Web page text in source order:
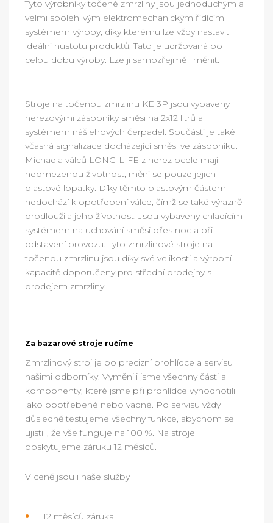
Tyto výrobníky točené zmrzliny jsou jednoduchým a
velmi spolehlivým elektromechanickým řídícím
systémem výroby, díky kterému lze vždy nastavit
ideální hustotu produktů. Tato je udržovaná po
celou dobu výroby. Lze ji samozřejmě i měnit.
Stroje na točenou zmrzlinu KE 3P jsou vybaveny
nerezovými zásobníky směsi na 2x12 litrů a
systémem nášlehových čerpadel. Součástí je také
včasná signalizace docházející směsi ve zásobníku.
Míchadla válců LONG-LIFE z nerez ocele mají
neomezenou životnost, mění se pouze jejich
plastové lopatky. Díky těmto plastovým částem
nedochází k opotřebení válce, čímž se také výrazně
prodloužila jeho životnost. Jsou vybaveny chladícím
systémem na uchování směsi přes noc a při
odstavení provozu. Tyto zmrzlinové stroje na
točenou zmrzlinu jsou díky své velikosti a výrobní
kapacitě doporučeny pro střední prodejny s
prodejem zmrzliny.
Za bazarové stroje ručíme
Zmrzlinový stroj je po precizní prohlídce a servisu
našimi odborníky. Vyměnili jsme všechny části a
komponenty, které jsme při prohlídce vyhodnotili
jako opotřebené nebo vadné. Po servisu vždy
důsledně testujeme všechny funkce, abychom se
ujistili, že vše funguje na 100 %. Na stroje
poskytujeme záruku 12 měsíců.
V ceně jsou i naše služby
12 měsíců záruka